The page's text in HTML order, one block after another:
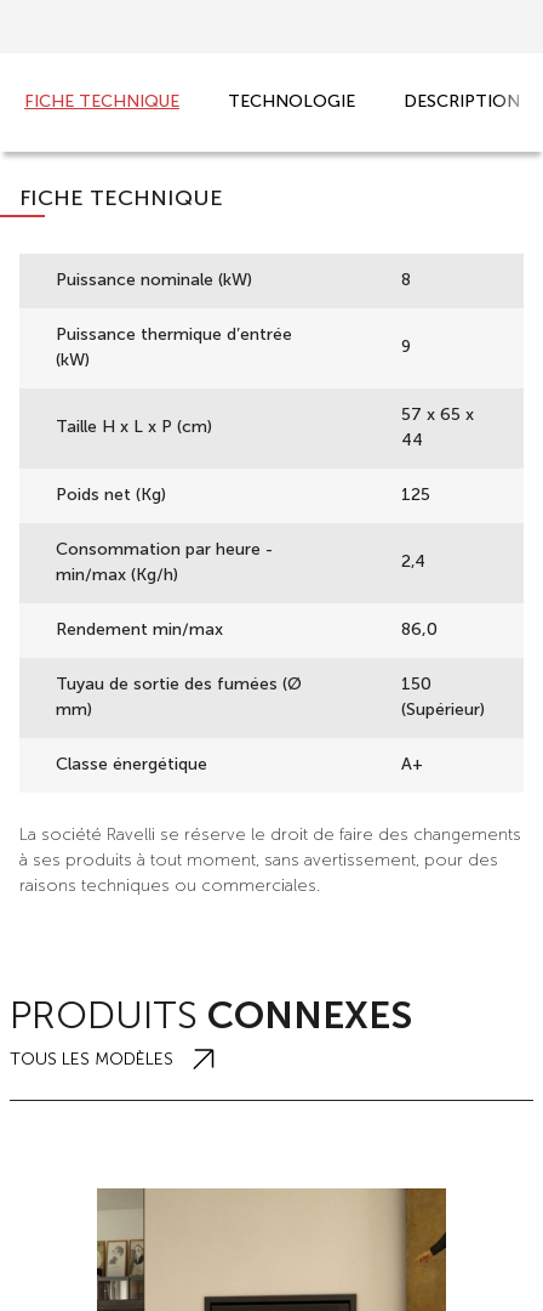
FICHE TECHNIQUE TECHNOLOGIE DESCRIPTION
FICHE TECHNIQUE
Puissance nominale (kW) 8
Puissance thermique d’entrée
(kW)
9
Taille H x L x P (cm)
57 x 65 x
44
Poids net (Kg) 125
Consommation par heure -
min/max (Kg/h)
2,4
Rendement min/max 86,0
Tuyau de sortie des fumées (Ø
mm)
150
(Supérieur)
Classe énergétique A+
La société Ravelli se réserve le droit de faire des changements
à ses produits à tout moment, sans avertissement, pour des
raisons techniques ou commerciales.
PRODUITS CONNEXES
TOUS LES MODÈLES